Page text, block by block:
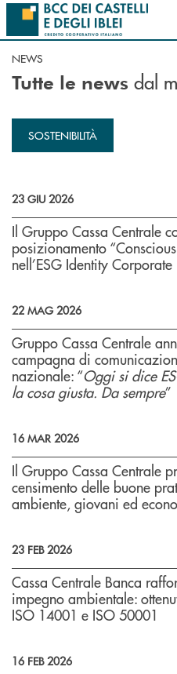
Salta al contenuto principale
NEWS
Tutte le news dal
SOSTENIBILITÀ
23 GIU 2026
Il Gruppo Cassa Centrale
posizionamento
nell’ESG Identity
22 MAG 2026
Gruppo Cassa Centrale
campagna di
nazionale: “Oggi si dice
la cosa giusta. Da sempre”
16 MAR 2026
Il Gruppo Cassa Centrale
censimento delle buone
ambiente, giovani ed
23 FEB 2026
Cassa Centrale Banca
impegno ambientale:
ISO 14001 e ISO 50001
16 FEB 2026